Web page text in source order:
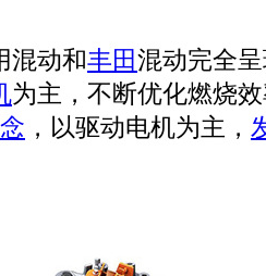
混动和丰田混动完全
为主，不断优化燃烧
，以驱动电机为主，